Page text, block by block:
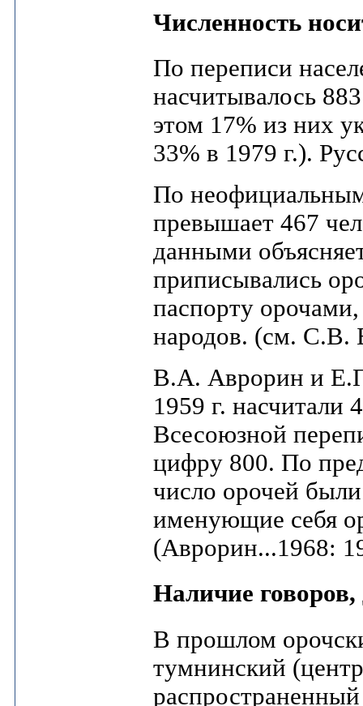
Численность
По переписи
насчитывалось
этом 17% из них
33% в 1979 г.).
По
превышает 467
данными
приписывались
паспорту
народов. (см. С.В.
В.А. Аврорин и
1959 г. насчитали
Всесоюзной
цифру 800. По
число орочей
именующие себя
(Аврорин...1968:
Наличие говоров,
В прошлом
тумнинский